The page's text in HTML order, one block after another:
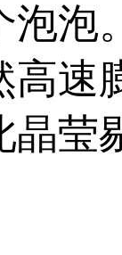
泡
高
晶莹